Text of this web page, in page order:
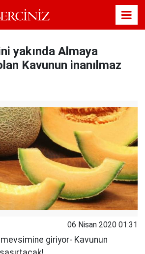
yakında Almaya
Kavunun inanılmaz
06 Nisan 2020 01:31
giriyor- Kavunun